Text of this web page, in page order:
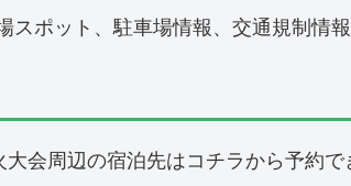
スポット、駐車場情報、交通規制情
会周辺の宿泊先はコチラから予約